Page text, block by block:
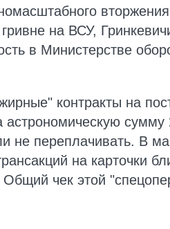
на ВСУ,
в Министерстве
контракты на
сумму
не переплачивать. В
на карточки
чек этой